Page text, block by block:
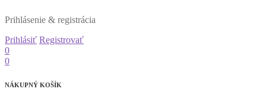
Prihlásenie & registrácia
Prihlásiť Registrovať
0
0
NÁKUPNÝ KOŠÍK